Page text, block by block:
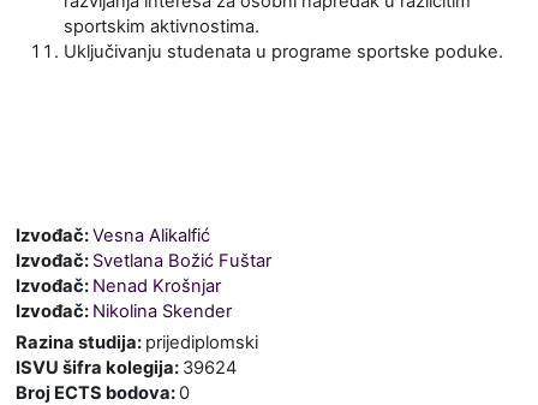
sportskim aktivnostima.
Uključivanju studenata u programe sportske poduke.
Izvođač:Vesna Alikalfić
Izvođač: Svetlana Božić Fuštar
Izvođač: Nenad Krošnjar
Izvođač: Nikolina Skender
Razina studija: prijediplomski
ISVU šifra kolegija: 39624
Broj ECTS bodova:0